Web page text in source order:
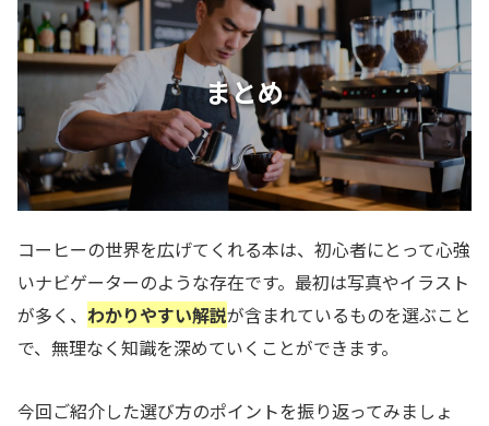
まとめ
コーヒーの世界を広げてくれる本は、初心者にとって心強
いナビゲーターのような存在です。最初は写真やイラスト
が多く、 わかりやすい解説が含まれているものを選ぶこと
で、無理なく知識を深めていくことができます。
今回ご紹介した選び方のポイントを振り返ってみましょ